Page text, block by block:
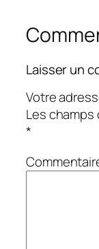
Laisser un
Votre
Les
*